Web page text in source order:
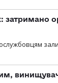
затримано